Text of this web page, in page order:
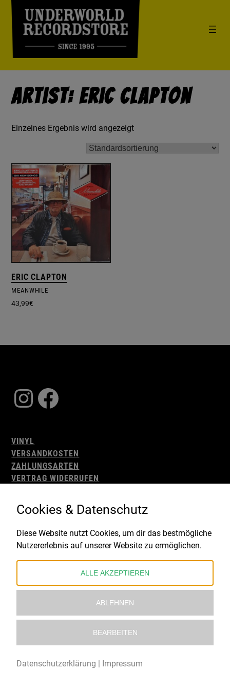
Artist: Eric Clapton
Einzelnes Ergebnis wird angezeigt
ERIC CLAPTON
MEANWHILE
43,99€
Instagram
Facebook
VINYL
VERSANDKOSTEN
ZAHLUNGSARTEN
VERTRAG WIDERRUFEN
WIDERRUFSBELEHRUNG
IMPRESSUM
Gefördert durch:
Cookies & Datenschutz
Diese Website nutzt Cookies, um dir das bestmögliche
Nutzererlebnis auf unserer Website zu ermöglichen.
ALLE AKZEPTIEREN
ABLEHNEN
BEARBEITEN
Datenschutzerklärung | Impressum